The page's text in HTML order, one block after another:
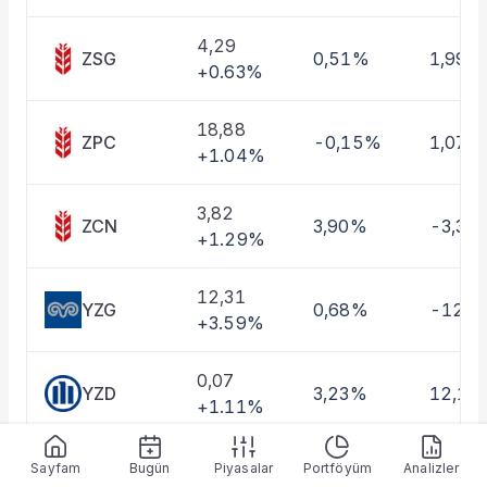
Fiyat Endeks Değişimi
ZSG
4,29
+0.63%
0,51% 1,99%
ZPC
18,88
+1.04%
-0,15% 1,07%
ZCN
3,82
+1.29%
3,90% -
YZG
12,31
+3.59%
0,68% -
YZD
0,07
+1.11%
3,23%
0,93
0,07%
Sayfam Bugün Piyasalar Portföyüm Analizler